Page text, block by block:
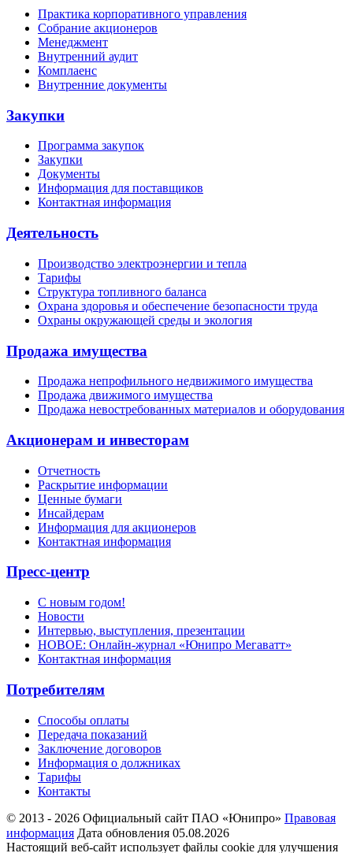
Практика корпоративного управления
Собрание акционеров
Менеджмент
Внутренний аудит
Комплаенс
Внутренние документы
Закупки
Программа закупок
Закупки
Документы
Информация для поставщиков
Контактная информация
Деятельность
Производство электроэнергии и тепла
Тарифы
Структура топливного баланса
Охрана здоровья и обеспечение безопасности труда
Охраны окружающей среды и экология
Продажа имущества
Продажа непрофильного недвижимого имущества
Продажа движимого имущества
Продажа невостребованных материалов и оборудования
Акционерам и инвесторам
Отчетность
Раскрытие информации
Ценные бумаги
Инсайдерам
Информация для акционеров
Контактная информация
Пресс-центр
С новым годом!
Новости
Интервью, выступления, презентации
НОВОЕ: Онлайн-журнал «Юнипро Мегаватт»
Контактная информация
Потребителям
Способы оплаты
Передача показаний
Заключение договоров
Информация о должниках
Тарифы
Контакты
© 2013 - 2026 Официальный сайт ПАО «Юнипро» Правовая
информация Дата обновления 05.08.2026
Настоящий веб-сайт использует файлы cookie для улучшения